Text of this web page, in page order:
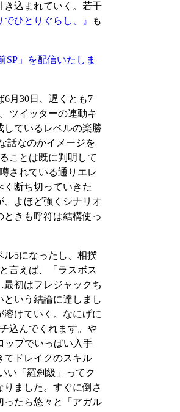
き込まれていく。若干
でひとりぐらし、』
も
SP」を配信いたしま
月30日、遅くとも7
ツイッターの連動キ
しているレベルの楽勝
話なのかイメージを
ことは既に判明して
されている通りエレ
断ち切っていきた
よほど強くシナリオ
きも呼符は結構使っ
5になったし、相撲
言えば、「ラスボス
初はフレジャックち
いう結論に達しまし
けていく。なにげに
込んでくれます。や
ップでいっぱい入手
てドレイクのスキル
い「羅刹級」ってク
ました。すぐに倒さ
ったら悠々と「アガル